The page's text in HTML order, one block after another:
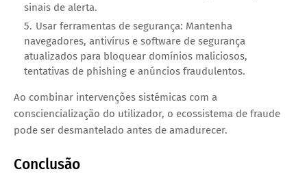
sinais de alerta.
Usar ferramentas de segurança: Mantenha
navegadores, antivírus e software de segurança
atualizados para bloquear domínios maliciosos,
tentativas de phishing e anúncios fraudulentos.
Ao combinar intervenções sistémicas com a
consciencialização do utilizador, o ecossistema de fraude
pode ser desmantelado antes de amadurecer.
Conclusão